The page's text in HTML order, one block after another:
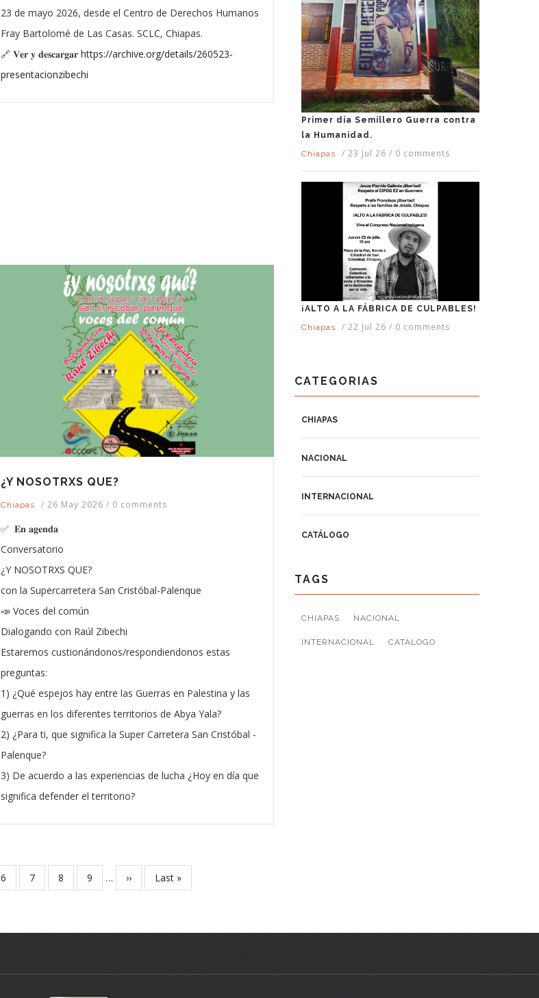
23 de mayo 2026, desde el Centro de Derechos Humanos
Fray Bartolomé de Las Casas. SCLC, Chiapas.
🔗 𝐕𝐞𝐫 𝐲 𝐝𝐞𝐬𝐜𝐚𝐫𝐠𝐚𝐫 https://archive.org/details/260523-
presentacionzibechi
¿Y NOSOTRXS QUE?
Chiapas / 26 May 2026 / 0 comments
✅ 𝐄𝐧 𝐚𝐠𝐞𝐧𝐝𝐚
Conversatorio
¿Y NOSOTRXS QUE?
con la Supercarretera San Cristóbal-Palenque
📣 Voces del común
Dialogando con Raúl Zibechi
Estaremos custionándonos/respondiendonos estas
preguntas:
1) ¿Qué espejos hay entre las Guerras en Palestina y las
guerras en los diferentes territorios de Abya Yala?
2) ¿Para ti, que significa la Super Carretera San Cristóbal -
Palenque?
3) De acuerdo a las experiencias de lucha ¿Hoy en día que
significa defender el territorio?
Page
6 Page
7 Page
8 Page
9 …
Next
››
Last
Last »
Primer día Semillero Guerra contra
la Humanidad.
Chiapas
/ 23 Jul 26 / 0 comments
¡ALTO A LA FÁBRICA DE CULPABLES!
Chiapas
/ 22 Jul 26 / 0 comments
CATEGORIAS
CHIAPAS
NACIONAL
INTERNACIONAL
CATÁLOGO
TAGS
CHIAPAS NACIONAL
INTERNACIONAL CATÁLOGO